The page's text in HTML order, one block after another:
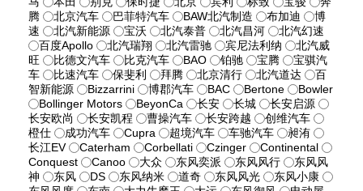
腾
北京汽车 巴菲特汽车 BAW北汽制造 布加迪
博
速
北汽新能源 宝沃 北汽泰普 北汽昌河
北汽幻速
百度Apollo
北汽瑞翔 北汽雷驰 宾尼法利纳
北汽威
旺
比德文汽车 比克汽车 BAO 铂驰 宝腾
宝骐汽
车
比速汽车 保斐利 拜腾 北京清行 北汽道达
百
智新能源
Bizzarrini 博郡汽车 BAC Bertone
Bowler
Bollinger Motors
BeyonCa 长安 长城
长安启源
长安欧尚
长安凯程 曹操汽车 长安跨越
创维汽车
橙仕
成功汽车 Cupra 超境汽车 车驰汽车
昶洧
长江EV
Caterham Corbellati Czinger
Continental
Conquest
Canoo 大众 东风奕派 东风风行
东风风
神
东风 DS 东风纳米 道奇 东风风光
东风小康